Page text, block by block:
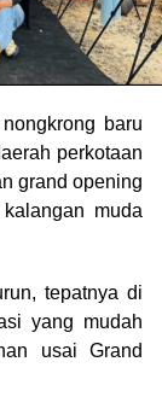
baru
perkotaan
grand opening
muda
tepatnya di
yang mudah
usai Grand